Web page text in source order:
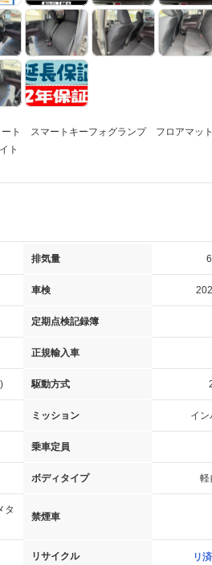
ト スマートキーフォグランプ フロアマ
ト
排気量
車検
定期点検記録簿
正規輸入車
駆動方式
ミッション イ
乗車定員
ボディタイプ 軽
タ
禁煙車
リサイクル リ